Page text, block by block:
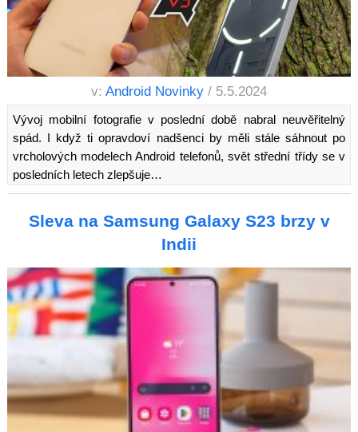
v: Android Novinky / 5.5.2024
Vývoj mobilní fotografie v poslední době nabral neuvěřitelný
spád. I když ti opravdoví nadšenci by měli stále sáhnout po
vrcholových modelech Android telefonů, svět střední třídy se v
posledních letech zlepšuje…
Sleva na Samsung Galaxy S23 brzy v
Indii